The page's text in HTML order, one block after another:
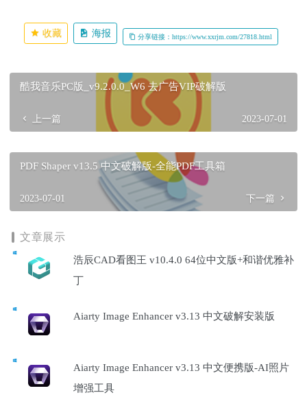
收藏 海报 分享链接：https://www.xxrjm.com/27818.html
酷我音乐PC版_v9.2.0.0_W6 去广告VIP破解版
上一篇 2023-07-01
PDF Shaper v13.5 中文破解版-全能PDF工具箱
2023-07-01 下一篇
文章展示
浩辰CAD看图王 v10.4.0 64位中文版+和谐优雅补
丁
Aiarty Image Enhancer v3.13 中文破解安装版
Aiarty Image Enhancer v3.13 中文便携版-AI照片
增强工具